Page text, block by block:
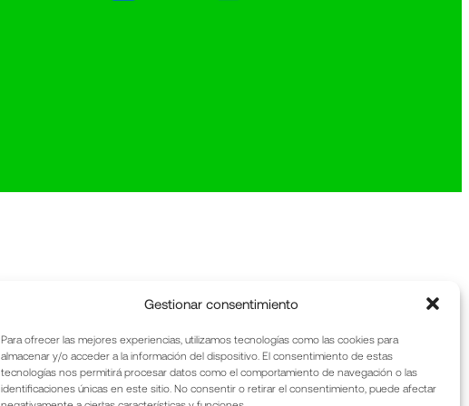
Gestionar consentimiento
Para ofrecer las mejores experiencias, utilizamos tecnologías como las cookies para
almacenar y/o acceder a la información del dispositivo. El consentimiento de estas
tecnologías nos permitirá procesar datos como el comportamiento de navegación o las
identificaciones únicas en este sitio. No consentir o retirar el consentimiento, puede afectar